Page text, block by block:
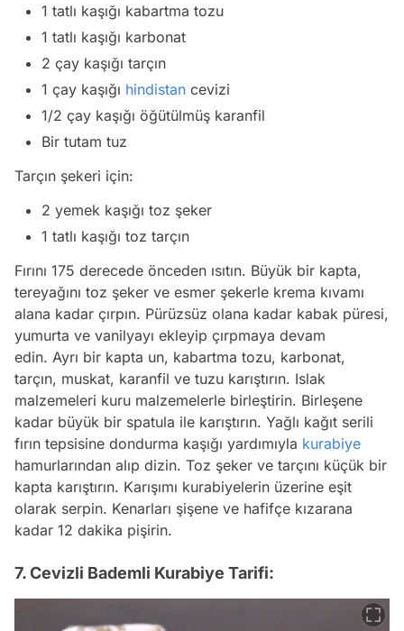
1 tatlı kaşığı kabartma tozu
1 tatlı kaşığı karbonat
2 çay kaşığı tarçın
1 çay kaşığı hindistan cevizi
1/2 çay kaşığı öğütülmüş karanfil
Bir tutam tuz
Tarçın şekeri için:
2 yemek kaşığı toz şeker
1 tatlı kaşığı toz tarçın
Fırını 175 derecede önceden ısıtın. Büyük bir kapta,
tereyağını toz şeker ve esmer şekerle krema kıvamı
alana kadar çırpın. Pürüzsüz olana kadar kabak püresi,
yumurta ve vanilyayı ekleyip çırpmaya devam
edin. Ayrı bir kapta un, kabartma tozu, karbonat,
tarçın, muskat, karanfil ve tuzu karıştırın. Islak
malzemeleri kuru malzemelerle birleştirin. Birleşene
kadar büyük bir spatula ile karıştırın. Yağlı kağıt serili
fırın tepsisine dondurma kaşığı yardımıyla kurabiye
hamurlarından alıp dizin. Toz şeker ve tarçını küçük bir
kapta karıştırın. Karışımı kurabiyelerin üzerine eşit
olarak serpin. Kenarları şişene ve hafifçe kızarana
kadar 12 dakika pişirin.
7. Cevizli Bademli Kurabiye Tarifi: